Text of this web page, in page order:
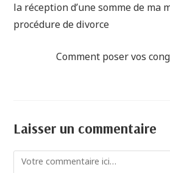
la réception d’une somme de ma
procédure de divorce
Comment poser vos
Laisser un commentaire